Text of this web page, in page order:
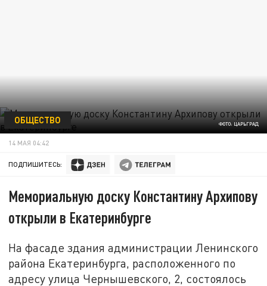
ФОТО: ЦАРЬГРАД
ОБЩЕСТВО
14 МАЯ 04:42
ПОДПИШИТЕСЬ:
Мемориальную доску Константину Архипову
открыли в Екатеринбурге
На фасаде здания администрации Ленинского
района Екатеринбурга, расположенного по
адресу улица Чернышевского, 2, состоялось